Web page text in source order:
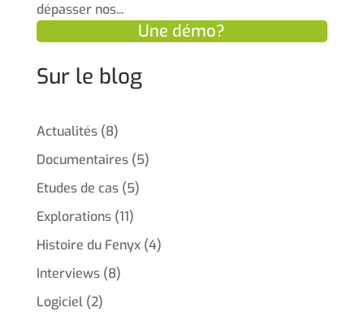
dépasser nos...
Une démo?
Sur le blog
Actualités(8)
Documentaires(5)
Etudes de cas(5)
Explorations(11)
Histoire du Fenyx(4)
Interviews(8)
Logiciel(2)